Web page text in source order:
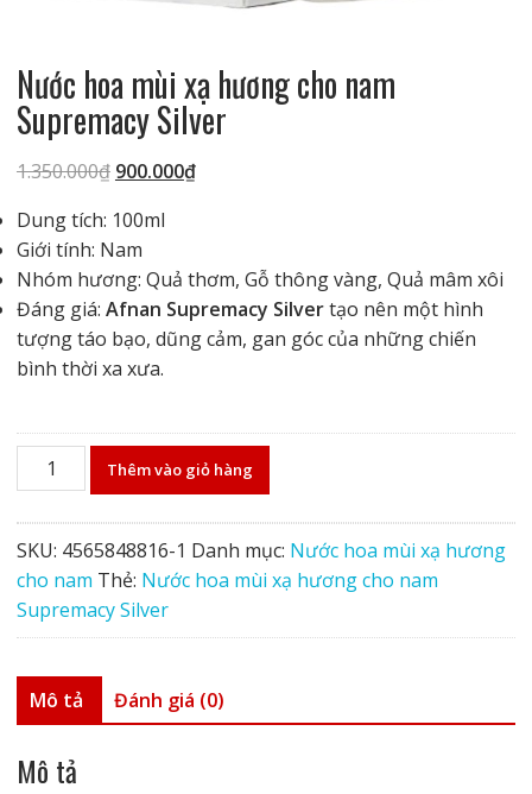
Nước hoa mùi xạ hương cho nam
Supremacy Silver
1.350.000₫ Giá
là:
1.350.000₫.
900.000₫Giá
900.000₫.
Dung tích: 100ml
Giới tính: Nam
Nhóm hương: Quả thơm, Gỗ thông vàng, Quả mâm xôi
Đáng giá: Afnan Supremacy Silvertạo nên một hình
tượng táo bạo, dũng cảm, gan góc của những chiến
bình thời xa xưa.
Nước
hoa
mùi
xạ
hương
cho
nam
Silver
số
lượng
Thêm vào giỏ hàng
SKU: 4565848816-1 Danh mục: Nước hoa mùi xạ hương
cho nam Thẻ: Nước hoa mùi xạ hương cho nam
Supremacy Silver
Mô tả Đánh giá (0)
Mô tả